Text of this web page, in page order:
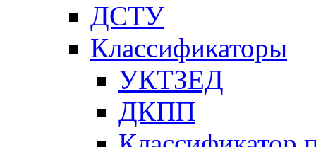
ДСТУ
Классификаторы
УКТЗЕД
ДКПП